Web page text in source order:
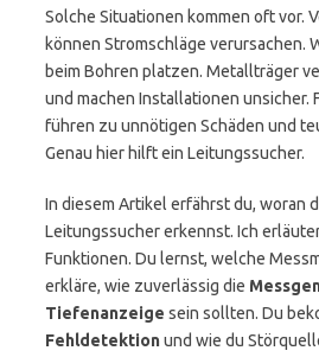
Solche Situationen kommen oft vor.
können Stromschläge verursachen.
beim Bohren platzen. Metallträger
und machen Installationen unsicher.
führen zu unnötigen Schäden und
Genau hier hilft ein Leitungssucher.
In diesem Artikel erfährst du, woran
Leitungssucher erkennst. Ich
Funktionen. Du lernst, welche
erkläre, wie zuverlässig die
Tiefenanzeige sein sollten. Du
Fehldetektionund wie du